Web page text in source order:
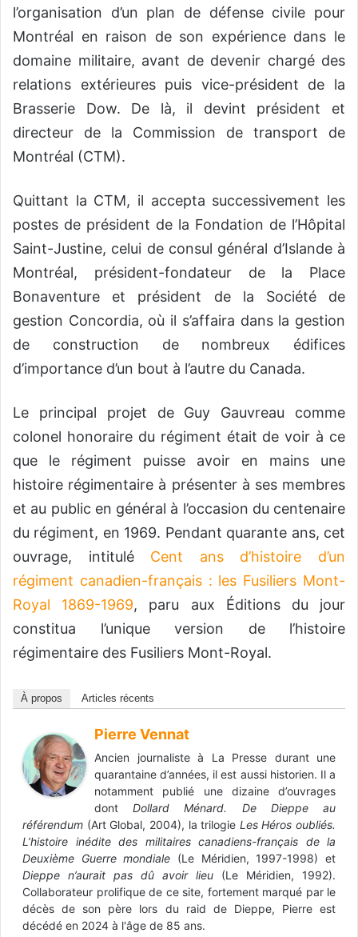
l’organisation d’un plan de défense civile pour
Montréal en raison de son expérience dans le
domaine militaire, avant de devenir chargé des
relations extérieures puis vice-président de la
Brasserie Dow. De là, il devint président et
directeur de la Commission de transport de
Montréal (CTM).
Quittant la CTM, il accepta successivement les
postes de président de la Fondation de l’Hôpital
Saint-Justine, celui de consul général d’Islande à
Montréal, président-fondateur de la Place
Bonaventure et président de la Société de
gestion Concordia, où il s’affaira dans la gestion
de construction de nombreux édifices
d’importance d’un bout à l’autre du Canada.
Le principal projet de Guy Gauvreau comme
colonel honoraire du régiment était de voir à ce
que le régiment puisse avoir en mains une
histoire régimentaire à présenter à ses membres
et au public en général à l’occasion du centenaire
du régiment, en 1969. Pendant quarante ans, cet
ouvrage, intitulé Cent ans d’histoire d’un
régiment canadien-français : les Fusiliers Mont-
Royal 1869-1969, paru aux Éditions du jour
constitua l’unique version de l’histoire
régimentaire des Fusiliers Mont-Royal.
À propos Articles récents
Pierre Vennat
Ancien journaliste à La Presse durant une
quarantaine d’années, il est aussi historien. Il a
notamment publié une dizaine d’ouvrages
dontDollard Ménard. De Dieppe au
référendum (Art Global, 2004), la trilogie Les Héros oubliés.
L’histoire inédite des militaires canadiens-français de la
Deuxième Guerre mondiale (Le Méridien, 1997-1998) et
Dieppe n’aurait pas dû avoir lieu (Le Méridien, 1992).
Collaborateur prolifique de ce site, fortement marqué par le
décès de son père lors du raid de Dieppe, Pierre est
décédé en 2024 à l'âge de 85 ans.